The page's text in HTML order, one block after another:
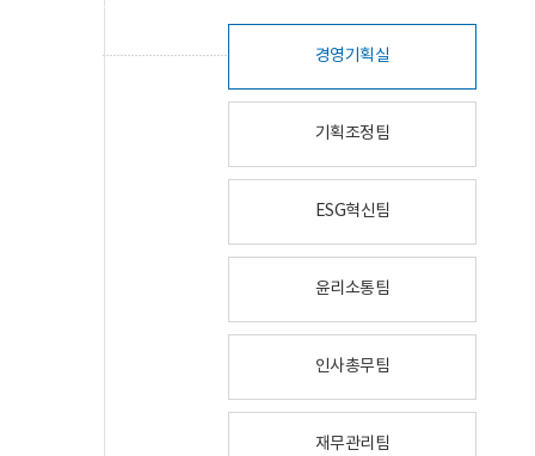
경영기획실
기획조정팀
ESG혁신팀
윤리소통팀
인사총무팀
재무관리팀